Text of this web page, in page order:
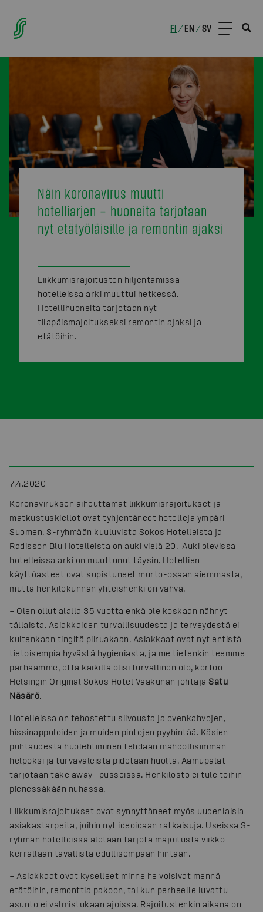
FI /EN /SV
Näin koronavirus muutti
hotelliarjen – huoneita tarjotaan
nyt etätyöläisille ja remontin ajaksi
Liikkumisrajoitusten hiljentämissä
hotelleissa arki muuttui hetkessä.
Hotellihuoneita tarjotaan nyt
tilapäismajoitukseksi remontin ajaksi ja
etätöihin.
7.4.2020
Koronaviruksen aiheuttamat liikkumisrajoitukset ja
matkustuskiellot ovat tyhjentäneet hotelleja ympäri
Suomen. S-ryhmään kuuluvista Sokos Hotelleista ja
Radisson Blu Hotelleista on auki vielä 20. Auki olevissa
hotelleissa arki on muuttunut täysin. Hotellien
käyttöasteet ovat supistuneet murto-osaan aiemmasta,
mutta henkilökunnan yhteishenki on vahva.
– Olen ollut alalla 35 vuotta enkä ole koskaan nähnyt
tällaista. Asiakkaiden turvallisuudesta ja terveydestä ei
kuitenkaan tingitä piiruakaan. Asiakkaat ovat nyt entistä
tietoisempia hyvästä hygieniasta, ja me tietenkin teemme
parhaamme, että kaikilla olisi turvallinen olo, kertoo
Helsingin Original Sokos Hotel Vaakunan johtaja Satu
Näsärö.
Hotelleissa on tehostettu siivousta ja ovenkahvojen,
hissinappuloiden ja muiden pintojen pyyhintää. Käsien
puhtaudesta huolehtiminen tehdään mahdollisimman
helpoksi ja turvaväleistä pidetään huolta. Aamupalat
tarjotaan take away -pusseissa. Henkilöstö ei tule töihin
pienessäkään nuhassa.
Liikkumisrajoitukset ovat synnyttäneet myös uudenlaisia
asiakastarpeita, joihin nyt ideoidaan ratkaisuja. Useissa S-
ryhmän hotelleissa aletaan tarjota majoitusta viikko
kerrallaan tavallista edullisempaan hintaan.
– Asiakkaat ovat kyselleet minne he voisivat mennä
etätöihin, remonttia pakoon, tai kun perheelle luvattu
asunto ei valmistukaan ajoissa. Rajoitustenkin aikana on